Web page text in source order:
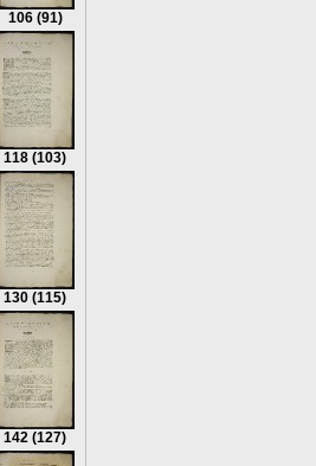
106 (91)
118 (103)
130 (115)
142 (127)